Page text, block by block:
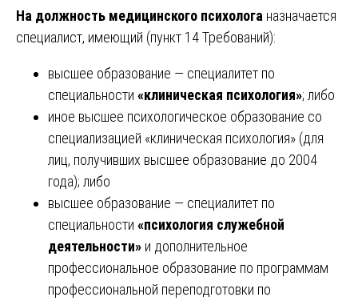
На должность медицинского психолога назначается
специалист, имеющий (пункт 14 Требований):
высшее образование — специалитет по
специальности «клиническая психология»; либо
иное высшее психологическое образование со
специализацией «клиническая психология» (для
лиц, получивших высшее образование до 2004
года); либо
высшее образование — специалитет по
специальности «психология служебной
деятельности» и дополнительное
профессиональное образование по программам
профессиональной переподготовки по